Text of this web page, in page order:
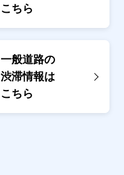
こちら
一般道路の
渋滞情報は
こちら